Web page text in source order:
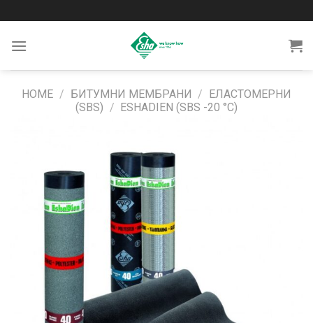
to
content
HOME / БИТУМНИ МЕМБРАНИ / ЕЛАСТОМЕРНИ
(SBS) / ESHADIEN (SBS -20 °C)